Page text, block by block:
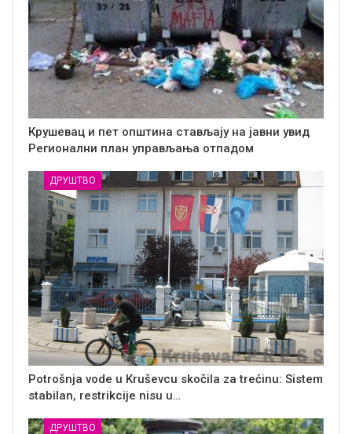
Крушевац и пет општина стављају на јавни увид
Регионални план управљања отпадом
ДРУШТВО
Potrošnja vode u Kruševcu skočila za trećinu: Sistem
stabilan, restrikcije nisu u…
ДРУШТВО